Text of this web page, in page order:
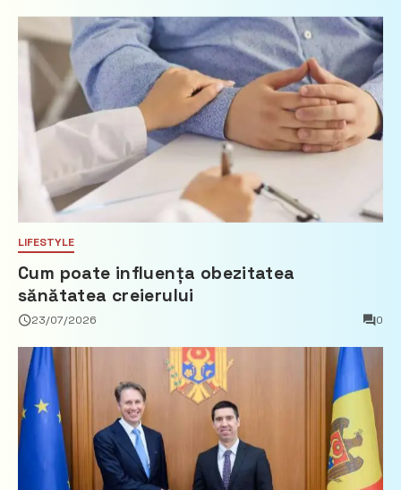
LIFESTYLE
Cum poate influența obezitatea
sănătatea creierului
23/07/2026 0